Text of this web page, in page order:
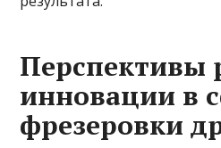
Перспективы
инновации в
фрезеровки